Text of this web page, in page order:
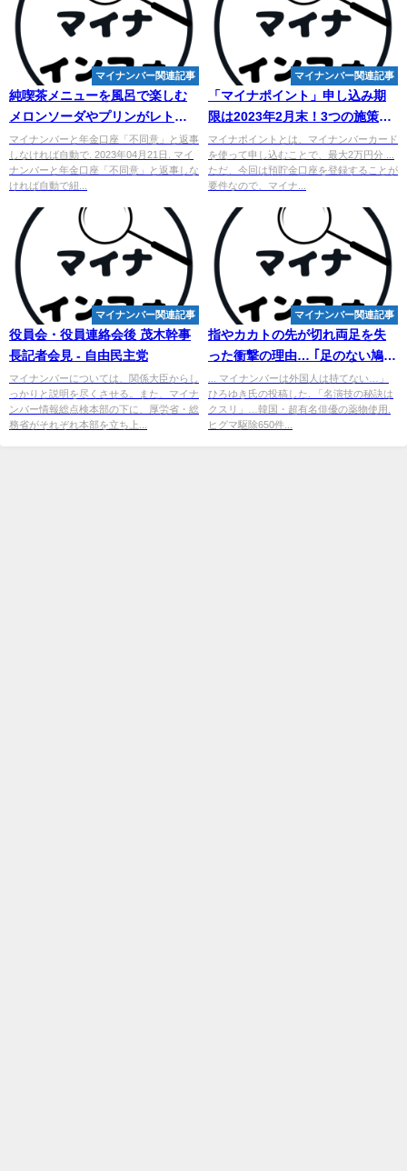
マイナンバー関連記事
純喫茶メニューを風呂で楽しむ
メロンソーダやプリンがレトロ
な入浴料に | チバテレ＋プラス
マイナンバーと年金口座「不同意」と返事
しなければ自動で. 2023年04月21日. マイ
ナンバーと年金口座「不同意」と返事しな
ければ自動で紐...
マイナンバー関連記事
「マイナポイント」申し込み期
限は2023年2月末！3つの施策を
【一覧】で整理 - Yahoo!ニュー
ス
マイナポイントとは、マイナンバーカード
を使って申し込むことで、最大2万円分 ...
ただ、今回は預貯金口座を登録することが
要件なので、マイナ...
マイナンバー関連記事
役員会・役員連絡会後 茂木幹事
長記者会見 - 自由民主党
マイナンバーについては、関係大臣からし
っかりと説明を尽くさせる。また、マイナ
ンバー情報総点検本部の下に、厚労省・総
務省がそれぞれ本部を立ち上...
マイナンバー関連記事
指やカカトの先が切れ両足を失
った衝撃の理由… ｢足のない鳩｣
が名古屋で大量発生「戦慄の実
態 ...
... マイナンバーは外国人は持てない…」
ひろゆき氏の投稿した. 「名演技の秘訣は
クスリ」…韓国・超有名俳優の薬物使用.
ヒグマ駆除650件...